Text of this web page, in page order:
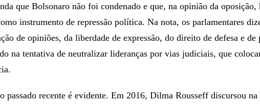
que Bolsonaro não foi condenado e que, na opinião da oposição,
instrumento de repressão política. Na nota, os parlamentares
de opiniões, da liberdade de expressão, do direito de defesa e de
na tentativa de neutralizar lideranças por vias judiciais, que
passado recente é evidente. Em 2016, Dilma Rousseff discursou